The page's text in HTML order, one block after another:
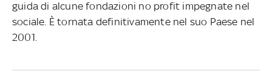
guida di alcune fondazioni no profit impegnate nel
sociale. È tornata definitivamente nel suo Paese nel
2001.